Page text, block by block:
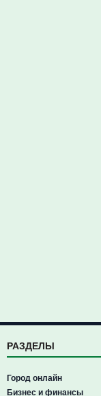
РАЗДЕЛЫ
Город онлайн
Бизнес и финансы